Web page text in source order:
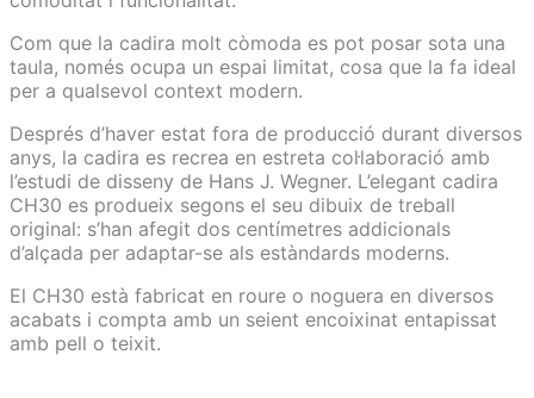
Com que la cadira molt còmoda es pot posar sota una
taula, només ocupa un espai limitat, cosa que la fa ideal
per a qualsevol context modern.
Després d’haver estat fora de producció durant diversos
anys, la cadira es recrea en estreta col·laboració amb
l’estudi de disseny de Hans J. Wegner. L’elegant cadira
CH30 es produeix segons el seu dibuix de treball
original: s’han afegit dos centímetres addicionals
d’alçada per adaptar-se als estàndards moderns.
El CH30 està fabricat en roure o noguera en diversos
acabats i compta amb un seient encoixinat entapissat
amb pell o teixit.